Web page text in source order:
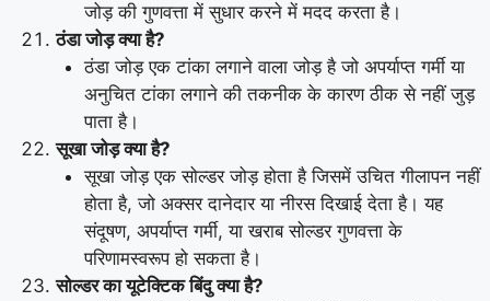
जोड़ की गुणवत्ता में सुधार करने में मदद करता है।
ठंडा जोड़ क्या है?
ठंडा जोड़ एक टांका लगाने वाला जोड़ है जो अपर्याप्त गर्मी या
अनुचित टांका लगाने की तकनीक के कारण ठीक से नहीं जुड़
पाता है।
सूखा जोड़ क्या है?
सूखा जोड़ एक सोल्डर जोड़ होता है जिसमें उचित गीलापन नहीं
होता है, जो अक्सर दानेदार या नीरस दिखाई देता है। यह
संदूषण, अपर्याप्त गर्मी, या खराब सोल्डर गुणवत्ता के
परिणामस्वरूप हो सकता है।
सोल्डर का यूटेक्टिक बिंदु क्या है?